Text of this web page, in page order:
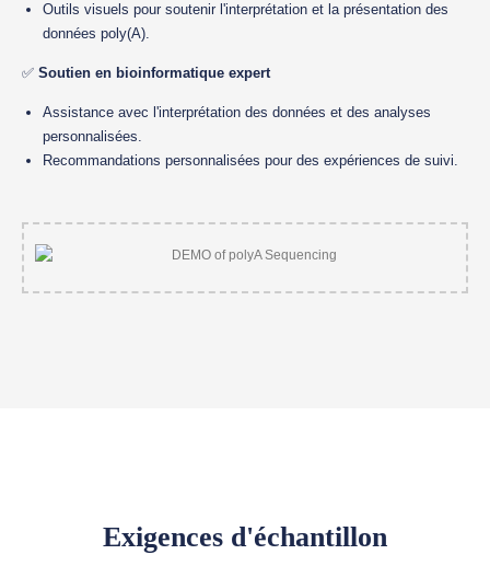
Outils visuels pour soutenir l'interprétation et la présentation des
données poly(A).
✅ Soutien en bioinformatique expert
Assistance avec l'interprétation des données et des analyses
personnalisées.
Recommandations personnalisées pour des expériences de suivi.
Exigences d'échantillon